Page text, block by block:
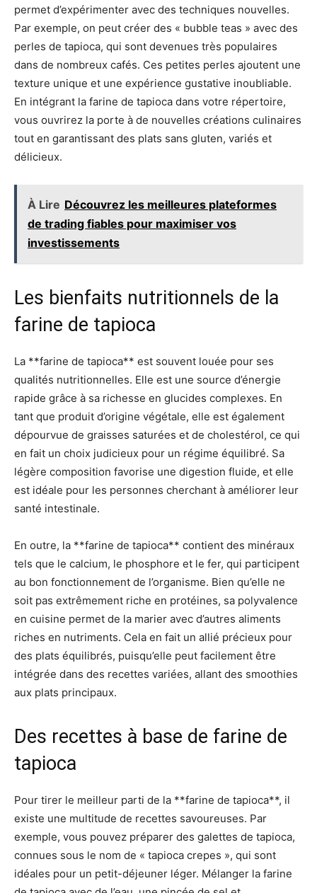
permet d’expérimenter avec des techniques nouvelles.
Par exemple, on peut créer des « bubble teas » avec des
perles de tapioca, qui sont devenues très populaires
dans de nombreux cafés. Ces petites perles ajoutent une
texture unique et une expérience gustative inoubliable.
En intégrant la farine de tapioca dans votre répertoire,
vous ouvrirez la porte à de nouvelles créations culinaires
tout en garantissant des plats sans gluten, variés et
délicieux.
À Lire Découvrez les meilleures plateformes
de trading fiables pour maximiser vos
investissements
Les bienfaits nutritionnels de la
farine de tapioca
La **farine de tapioca** est souvent louée pour ses
qualités nutritionnelles. Elle est une source d’énergie
rapide grâce à sa richesse en glucides complexes. En
tant que produit d’origine végétale, elle est également
dépourvue de graisses saturées et de cholestérol, ce qui
en fait un choix judicieux pour un régime équilibré. Sa
légère composition favorise une digestion fluide, et elle
est idéale pour les personnes cherchant à améliorer leur
santé intestinale.
En outre, la **farine de tapioca** contient des minéraux
tels que le calcium, le phosphore et le fer, qui participent
au bon fonctionnement de l’organisme. Bien qu’elle ne
soit pas extrêmement riche en protéines, sa polyvalence
en cuisine permet de la marier avec d’autres aliments
riches en nutriments. Cela en fait un allié précieux pour
des plats équilibrés, puisqu’elle peut facilement être
intégrée dans des recettes variées, allant des smoothies
aux plats principaux.
Des recettes à base de farine de
tapioca
Pour tirer le meilleur parti de la **farine de tapioca**, il
existe une multitude de recettes savoureuses. Par
exemple, vous pouvez préparer des galettes de tapioca,
connues sous le nom de « tapioca crepes », qui sont
idéales pour un petit-déjeuner léger. Mélanger la farine